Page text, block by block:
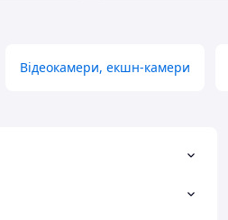
Відеокамери, екшн-камери